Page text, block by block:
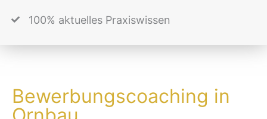
100% aktuelles Praxiswissen
Bewerbungscoaching in